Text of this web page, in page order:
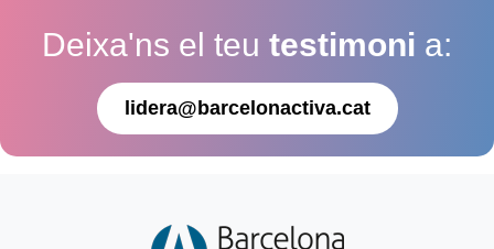
Deixa'ns el teu testimoni a:
lidera@barcelonactiva.cat